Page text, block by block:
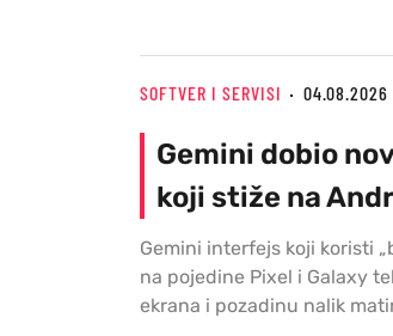
SOFTVER I SERVISI 04.08.2026
Gemini dobio
koji stiže na
Gemini interfejs koji koristi
na pojedine Pixel i Galaxy
ekrana i pozadinu nalik